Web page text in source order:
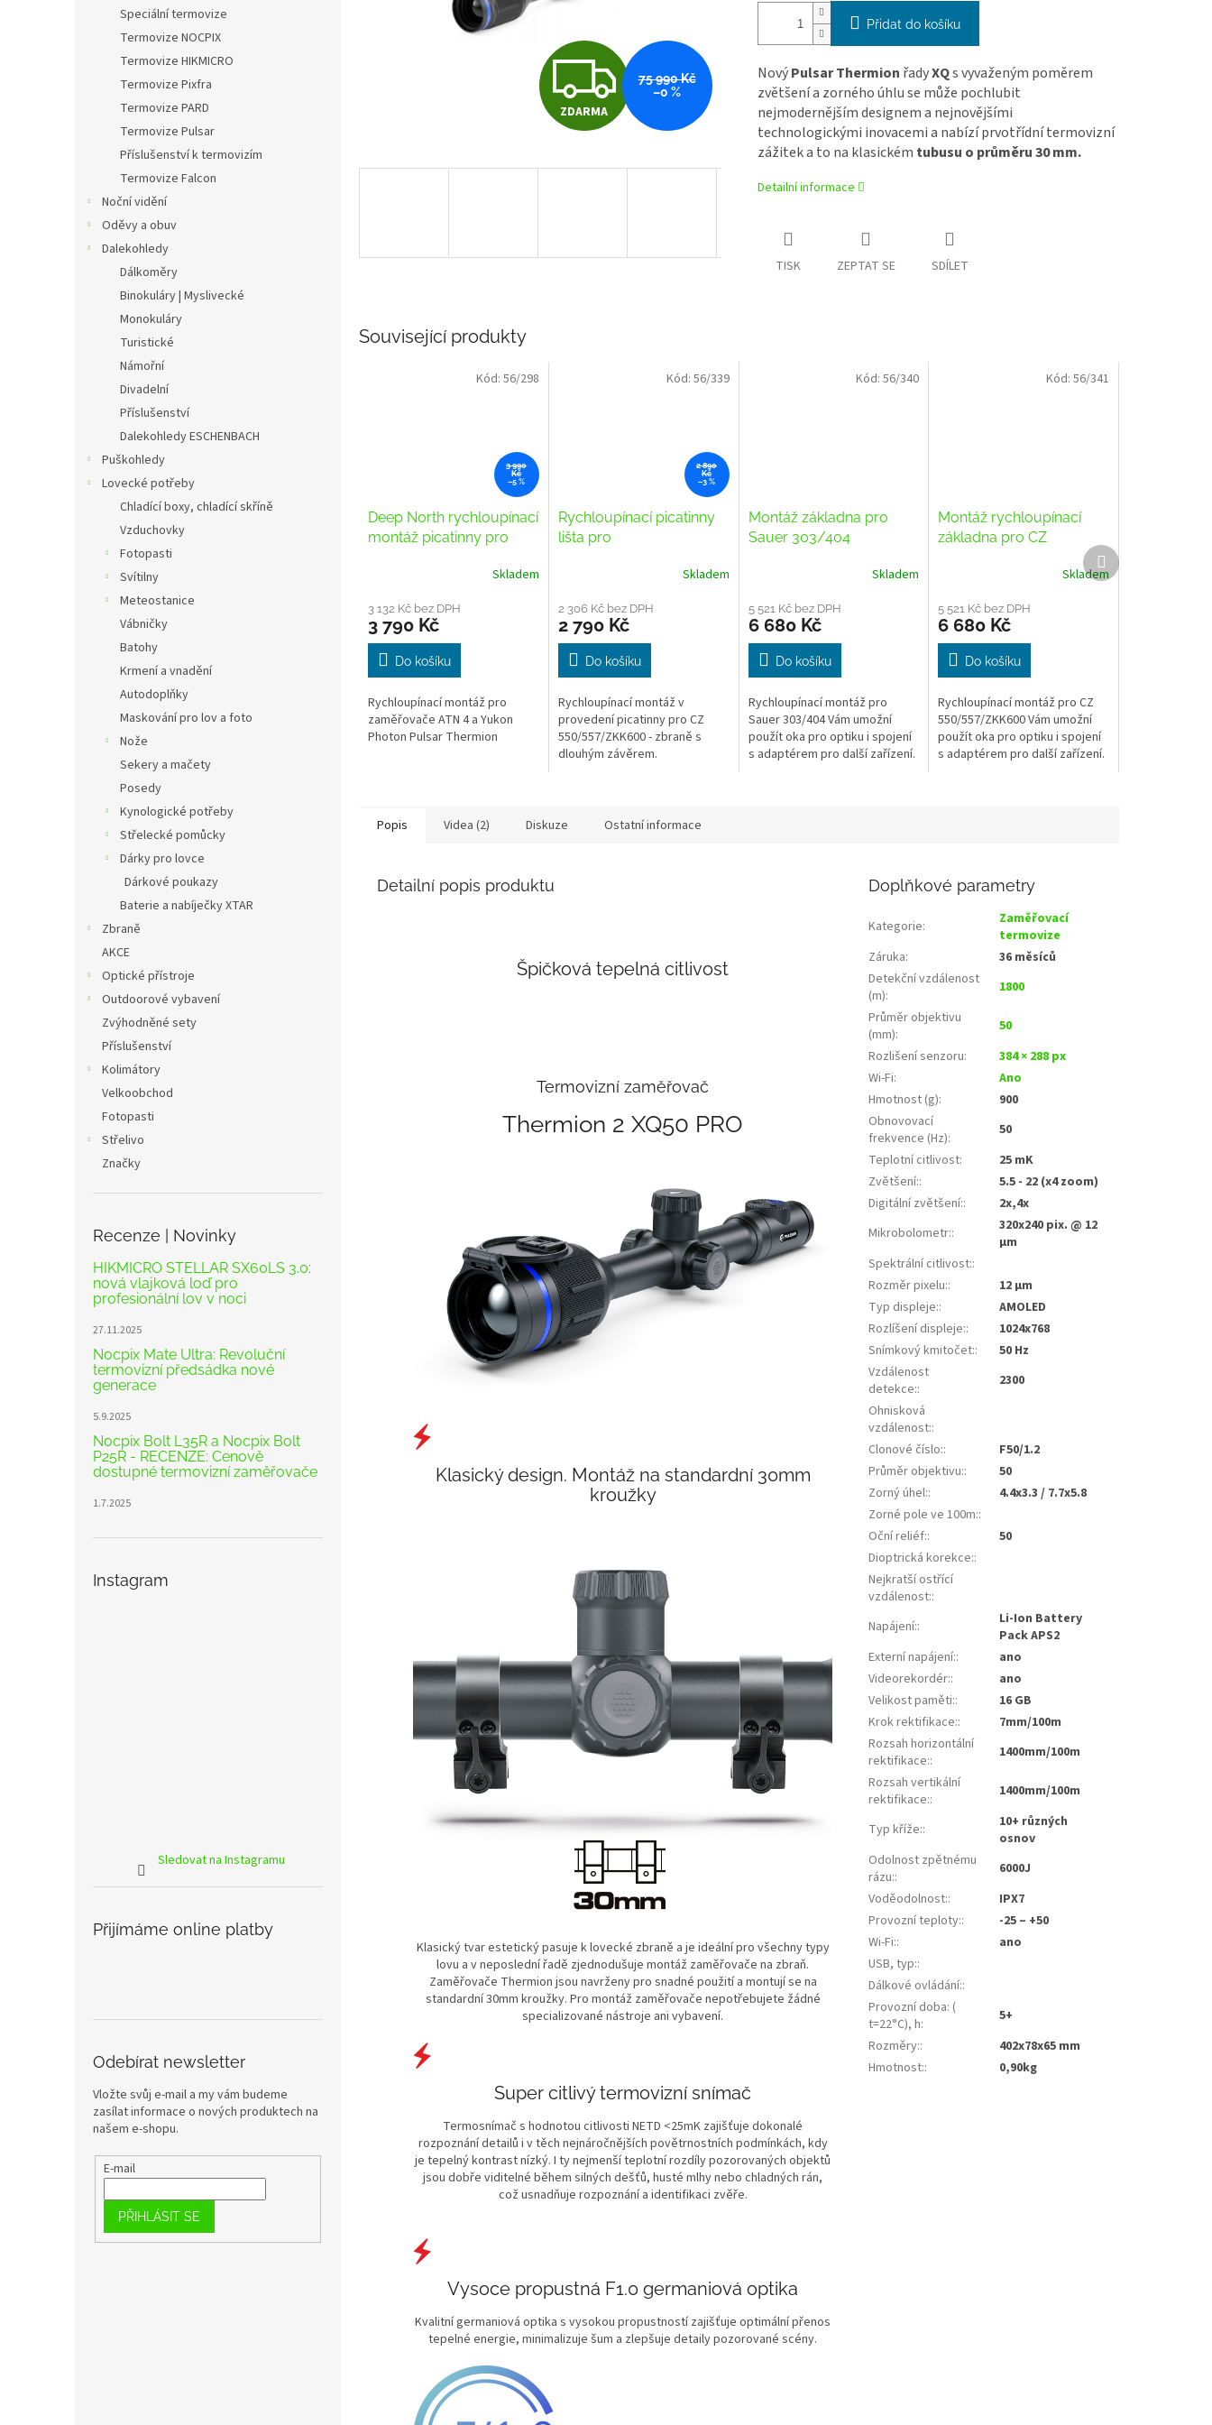
Speciální termovize
Termovize NOCPIX
Termovize HIKMICRO
Termovize Pixfra
Termovize PARD
Termovize Pulsar
Příslušenství k termovizím
Termovize Falcon
Noční vidění
Oděvy a obuv
Dalekohledy
Dálkoměry
Binokuláry | Myslivecké
Monokuláry
Turistické
Námořní
Divadelní
Příslušenství
Dalekohledy ESCHENBACH
Puškohledy
Lovecké potřeby
Chladící boxy, chladící skříně
Vzduchovky
Fotopasti
Svítilny
Meteostanice
Vábničky
Batohy
Krmení a vnadění
Autodoplňky
Maskování pro lov a foto
Nože
Sekery a mačety
Posedy
Kynologické potřeby
Střelecké pomůcky
Dárky pro lovce
Dárkové poukazy
Baterie a nabíječky XTAR
Zbraně
AKCE
Optické přístroje
Outdoorové vybavení
Zvýhodněné sety
Příslušenství
Kolimátory
Velkoobchod
Fotopasti
Střelivo
Značky
Recenze | Novinky
HIKMICRO STELLAR SX60LS 3.0:
nová vlajková loď pro
profesionální lov v noci
27.11.2025
Nocpix Mate Ultra: Revoluční
termovizní předsádka nové
generace
5.9.2025
Nocpix Bolt L35R a Nocpix Bolt
P25R - RECENZE: Cenově
dostupné termovizní zaměřovače
1.7.2025
Instagram
Sledovat na Instagramu
Přijímáme online platby
Odebírat newsletter
Vložte svůj e-mail a my vám budeme
zasílat informace o nových produktech na
našem e-shopu.
E-mail
PŘIHLÁSIT SE
Z
D
R
ZDARMA
75 990 Kč
–0 %
Přidat do košíku
NovýPulsar Thermion řadyXQs vyvaženým poměrem
zvětšení a zorného úhluse může pochlubit
nejmodernějším designem a nejnovějšími
technologickými inovacemi a nabízí prvotřídní termovizní
zážitek a to na klasickém tubusu o průměru 30 mm.
Detailní informace
TISK ZEPTAT SE SDÍLET
Související produkty
3 990
Kč
–5 %
Deep North rychloupínací
montáž picatinny pro
Skladem
3 132 Kč bez DPH
3 790 Kč
Do košíku
Rychloupínací montáž pro
zaměřovače ATN 4 a Yukon
Photon Pulsar Thermion
Kód: 56/298
2 890
Kč
–3 %
Rychloupínací picatinny
lišta pro
Skladem
2 306 Kč bez DPH
2 790 Kč
Do košíku
Rychloupínací montáž v
provedení picatinny pro CZ
550/557/ZKK600 - zbraně s
dlouhým závěrem.
Kód: 56/339
Montáž základna pro
Sauer 303/404
Skladem
5 521 Kč bez DPH
6 680 Kč
Do košíku
Rychloupínací montáž pro
Sauer 303/404 Vám umožní
použít oka pro optiku i spojení
s adaptérem pro další zařízení.
Kód:56/340
Montáž rychloupínací
základna pro CZ
Skladem
5 521 Kč bez DPH
6 680 Kč
Do košíku
Rychloupínací montáž pro CZ
550/557/ZKK600 Vám umožní
použít oka pro optiku i spojení
s adaptérem pro další zařízení.
Kód: 56/341
Další
produkt
Popis Videa (2) Diskuze Ostatní informace
Detailní popis produktu
Špičková tepelná citlivost
Termovizní zaměřovač
Thermion 2 XQ50 PRO
Previous
Next
Klasický design. Montáž na standardní 30mm
kroužky
Klasický tvar estetický pasuje k lovecké zbraně a je ideální pro všechny typy
lovu a v neposlední řadě zjednodušuje montáž zaměřovače na zbraň.
Zaměřovače Thermion jsou navrženy pro snadné použití a montují se na
standardní 30mm kroužky. Pro montáž zaměřovače nepotřebujete žádné
specializované nástroje ani vybavení.
Super citlivý termovizní snímač
Termosnímač s hodnotou citlivosti NETD <25mK zajišťuje dokonalé
rozpoznání detailů i v těch nejnáročnějších povětrnostních podmínkách, kdy
je tepelný kontrast nízký. I ty nejmenší teplotní rozdíly pozorovaných objektů
jsou dobře viditelné během silných dešťů, husté mlhy nebo chladných rán,
což usnadňuje rozpoznání a identifikaci zvěře.
Vysoce propustná F1.0 germaniová optika
Kvalitní germaniová optika s vysokou propustností zajišťuje optimální přenos
tepelné energie, minimalizuje šum a zlepšuje detaily pozorované scény.
Doplňkové parametry
Kategorie:
Zaměřovací
termovize
Záruka:
36 měsíců
Detekční vzdálenost
(m):
1800
Průměr objektivu
(mm):
50
Rozlišení senzoru:
384 × 288 px
Wi‑Fi:
Ano
Hmotnost (g):
900
Obnovovací
frekvence (Hz):
50
Teplotní citlivost:
25 mK
Zvětšení::
5.5 - 22 (x4 zoom)
Digitální zvětšení::
2x,4x
Mikrobolometr::
320x240 pix. @ 12
µm
Spektrální citlivost::
Rozměr pixelu::
12 µm
Typ displeje::
AMOLED
Rozlíšení displeje::
1024x768
Snímkový kmitočet::
50 Hz
Vzdálenost
detekce::
2300
Ohnisková
vzdálenost::
Clonové číslo::
F50/1.2
Průměr objektivu::
50
Zorný úhel::
4.4x3.3 / 7.7x5.8
Zorné pole ve 100m::
Oční reliéf::
50
Dioptrická korekce::
Nejkratší ostřící
vzdálenost::
Napájení::
Li-Ion Battery
Pack APS2
Externí napájení::
ano
Videorekordér::
ano
Velikost paměti::
16 GB
Krok rektifikace::
7mm/100m
Rozsah horizontální
rektifikace::
1400mm/100m
Rozsah vertikální
rektifikace:: 1400mm/100m
Typ kříže::
10+ různých
osnov
Odolnost zpětnému
rázu::
6000J
Voděodolnost::
IPХ7
Provozní teploty::
-25 – +50
Wi-Fi::
ano
USB, typ::
Dálkové ovládání::
Provozní doba: (
t=22°C), h:
5+
Rozměry::
402x78x65 mm
Hmotnost:: 0,90kg